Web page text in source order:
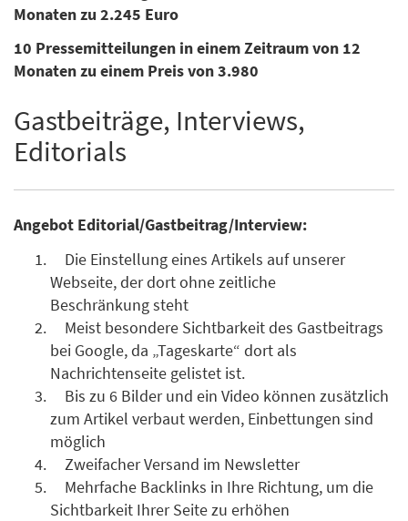
Monaten zu 2.245 Euro
10 Pressemitteilungen in einem Zeitraum von 12
Monaten zu einem Preis von 3.980
Gastbeiträge, Interviews,
Editorials
Angebot Editorial/Gastbeitrag/Interview:
Die Einstellung eines Artikels auf unserer
Webseite, der dort ohne zeitliche
Beschränkung steht
Meist besondere Sichtbarkeit des Gastbeitrags
bei Google, da „Tageskarte“ dort als
Nachrichtenseite gelistet ist.
Bis zu 6 Bilder und ein Video können zusätzlich
zum Artikel verbaut werden, Einbettungen sind
möglich
Zweifacher Versand im Newsletter
Mehrfache Backlinks in Ihre Richtung, um die
Sichtbarkeit Ihrer Seite zu erhöhen